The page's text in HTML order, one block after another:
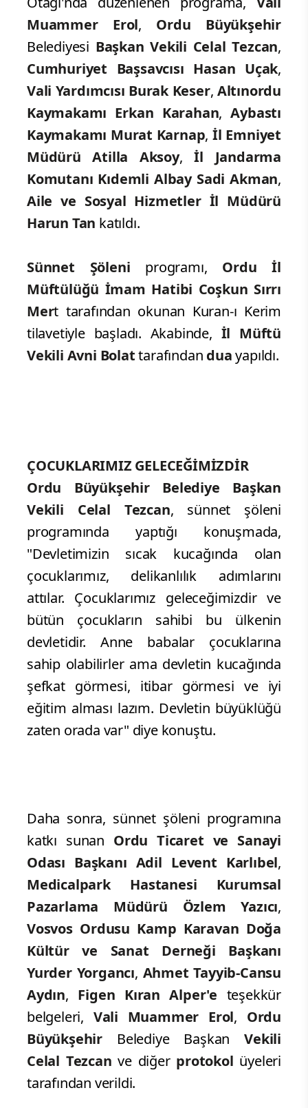
Muammer Erol, Ordu Büyükşehir
Belediyesi Başkan Vekili Celal Tezcan,
Cumhuriyet Başsavcısı Hasan Uçak,
Vali Yardımcısı Burak Keser, Altınordu
Kaymakamı Erkan Karahan,Aybastı
Kaymakamı Murat Karnap, İl Emniyet
Müdürü Atilla Aksoy,İl Jandarma
Komutanı Kıdemli Albay Sadi Akman,
Aile ve Sosyal Hizmetler İl Müdürü
Harun Tan katıldı.
Sünnet Şöleni programı, Ordu
İl
Müftülüğü İmam Hatibi Coşkun Sırrı
Mert tarafından okunan Kuran-ı Kerim
tilavetiyle başladı. Akabinde, İl Müftü
Vekili Avni Bolattarafından duayapıldı.
ÇOCUKLARIMIZ GELECEĞİMİZDİR
Ordu Büyükşehir Belediye Başkan
Vekili Celal Tezcan, sünnet şöleni
programında yaptığı konuşmada,
"Devletimizin sıcak kucağında olan
çocuklarımız, delikanlılık adımlarını
attılar. Çocuklarımız geleceğimizdir ve
bütün çocukların sahibi bu ülkenin
devletidir. Anne babalar çocuklarına
sahip olabilirler ama devletin kucağında
şefkat görmesi, itibar görmesi ve iyi
eğitim alması lazım. Devletin büyüklüğü
zaten orada var" diye konuştu.
Daha sonra, sünnet şöleni programına
katkı sunan Ordu Ticaret ve Sanayi
Odası Başkanı Adil Levent Karlıbel,
Medicalpark Hastanesi Kurumsal
Pazarlama Müdürü Özlem Yazıcı,
Vosvos Ordusu Kamp Karavan Doğa
Kültür ve Sanat Derneği Başkanı
Yurder Yorgancı, Ahmet Tayyib-Cansu
Aydın, Figen Kıran Alper'e teşekkür
belgeleri, Vali Muammer Erol, Ordu
Büyükşehir Belediye BaşkanVekili
Celal Tezcanve diğer protokol üyeleri
tarafından verildi.